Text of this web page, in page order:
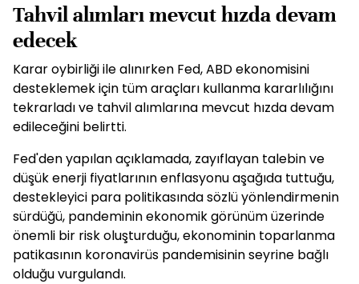
Tahvil alımları mevcut hızda devam
edecek
Karar oybirliği ile alınırken Fed, ABD ekonomisini
desteklemek için tüm araçları kullanma kararlılığını
tekrarladı ve tahvil alımlarına mevcut hızda devam
edileceğini belirtti.
Fed'den yapılan açıklamada, zayıflayan talebin ve
düşük enerji fiyatlarının enflasyonu aşağıda tuttuğu,
destekleyici para politikasında sözlü yönlendirmenin
sürdüğü, pandeminin ekonomik görünüm üzerinde
önemli bir risk oluşturduğu, ekonominin toparlanma
patikasının koronavirüs pandemisinin seyrine bağlı
olduğu vurgulandı.